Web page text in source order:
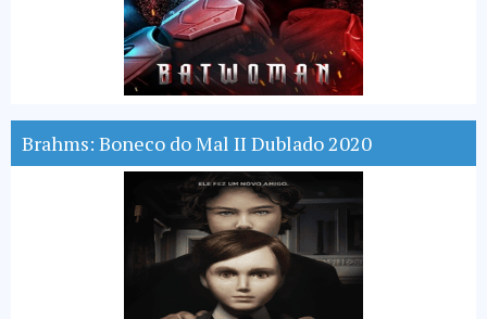
Brahms: Boneco do Mal II Dublado 2020